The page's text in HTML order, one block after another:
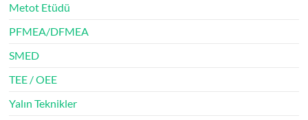
Metot Etüdü
PFMEA/DFMEA
SMED
TEE / OEE
Yalın Teknikler